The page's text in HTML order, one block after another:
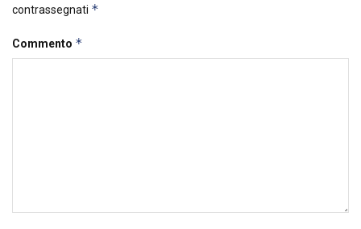
contrassegnati *
Commento *